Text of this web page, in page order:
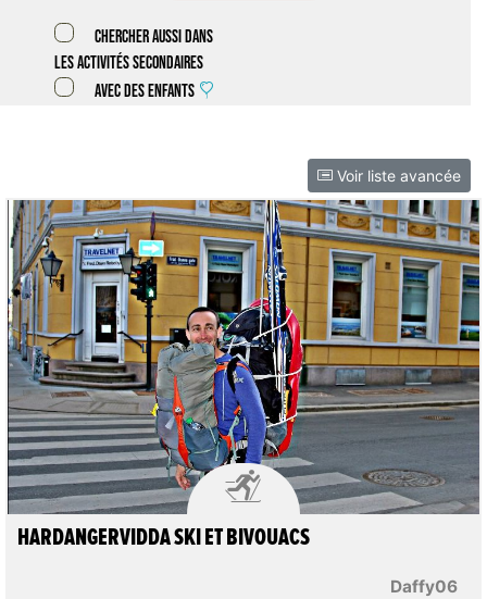
Chercher aussi dans
les activités secondaires
Avec des enfants
Voir liste avancée

Daffy06
HARDANGERVIDDA SKI ET BIVOUACS